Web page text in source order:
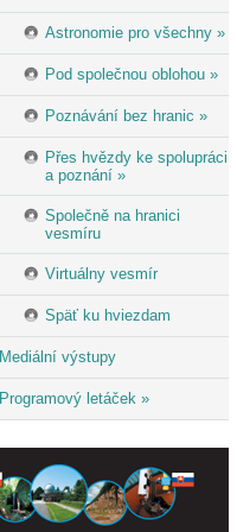
Astronomie pro všechny »
Pod společnou oblohou »
Poznávání bez hranic »
Přes hvězdy ke spolupráci
a poznání »
Společně na hranici
vesmíru
Virtuálny vesmír
Späť ku hviezdam
Mediální výstupy
Programový letáček »